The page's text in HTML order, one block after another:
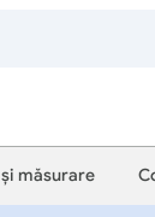
măsurare